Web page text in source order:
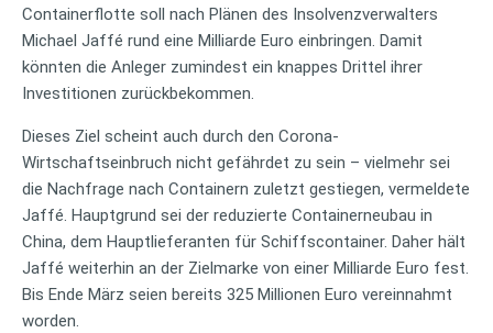
Containerflotte soll nach Plänen des Insolvenzverwalters
Michael Jaffé rund eine Milliarde Euro einbringen. Damit
könnten die Anleger zumindest ein knappes Drittel ihrer
Investitionen zurückbekommen.
Dieses Ziel scheint auch durch den Corona-
Wirtschaftseinbruch nicht gefährdet zu sein – vielmehr sei
die Nachfrage nach Containern zuletzt gestiegen, vermeldete
Jaffé. Hauptgrund sei der reduzierte Containerneubau in
China, dem Hauptlieferanten für Schiffscontainer. Daher hält
Jaffé weiterhin an der Zielmarke von einer Milliarde Euro fest.
Bis Ende März seien bereits 325 Millionen Euro vereinnahmt
worden.